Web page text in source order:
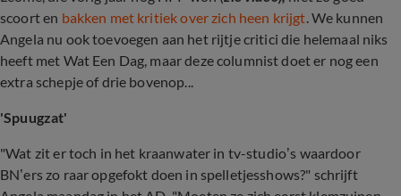
scoort en bakken met kritiek over zich heen krijgt. We kunnen
Angela nu ook toevoegen aan het rijtje critici die helemaal niks
heeft met Wat Een Dag, maar deze columnist doet er nog een
extra schepje of drie bovenop...
'Spuugzat'
"Wat zit er toch in het kraanwater in tv-studio’s waardoor
BN’ers zo raar opgefokt doen in spelletjesshows?" schrijft